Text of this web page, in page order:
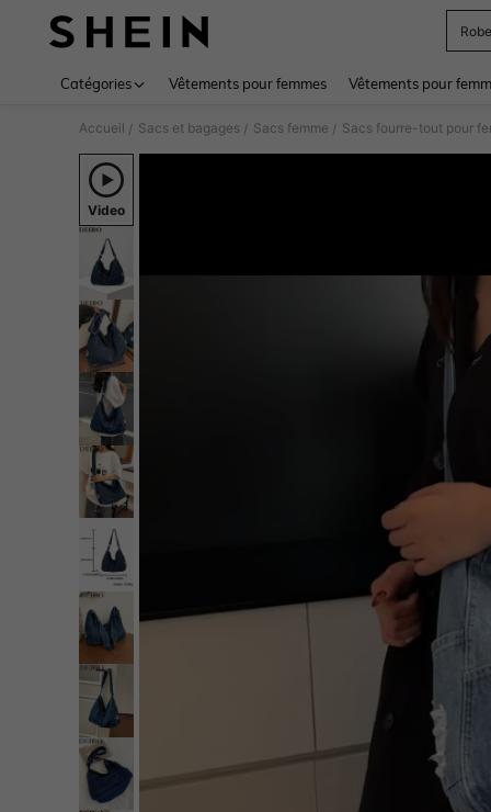
Robe
Catégories Vêtements pour femmes Vêtements pour
Accueil / Sacs et bagages / Sacs femme / Sacs fourre-tout pour
Video